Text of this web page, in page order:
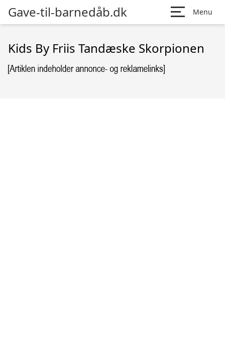
Gave-til-barnedåb.dk Menu
Kids By Friis Tandæske Skorpionen